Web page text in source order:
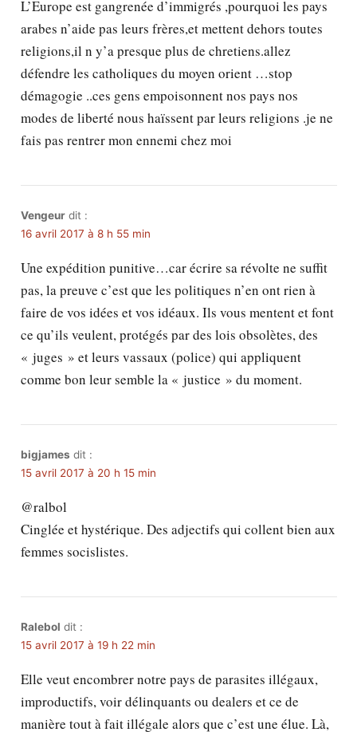
L’Europe est gangrenée d’immigrés ,pourquoi les pays
arabes n’aide pas leurs frères,et mettent dehors toutes
religions,il n y’a presque plus de chretiens.allez
défendre les catholiques du moyen orient …stop
démagogie ..ces gens empoisonnent nos pays nos
modes de liberté nous haïssent par leurs religions .je ne
fais pas rentrer mon ennemi chez moi
Vengeur dit :
16 avril 2017 à 8 h 55 min
Une expédition punitive…car écrire sa révolte ne suffit
pas, la preuve c’est que les politiques n’en ont rien à
faire de vos idées et vos idéaux. Ils vous mentent et font
ce qu’ils veulent, protégés par des lois obsolètes, des
« juges » et leurs vassaux (police) qui appliquent
comme bon leur semble la « justice » du moment.
bigjames dit :
15 avril 2017 à 20 h 15 min
@ralbol
Cinglée et hystérique. Des adjectifs qui collent bien aux
femmes socislistes.
Ralebol dit :
15 avril 2017 à 19 h 22 min
Elle veut encombrer notre pays de parasites illégaux,
improductifs, voir délinquants ou dealers et ce de
manière tout à fait illégale alors que c’est une élue. Là,